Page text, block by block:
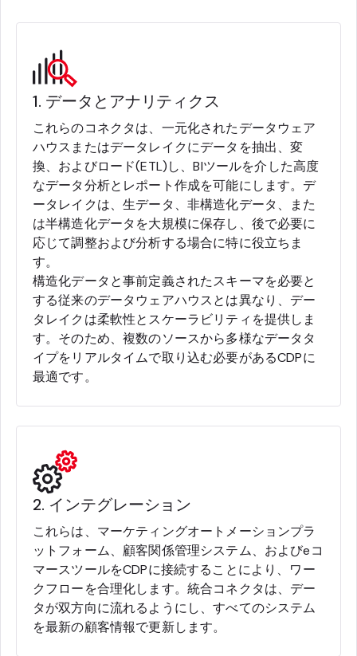
1. データとアナリティクス
これらのコネクタは、一元化されたデータウェア
ハウスまたはデータレイクにデータを抽出、変
換、およびロード(ETL)し、BIツールを介した高度
なデータ分析とレポート作成を可能にします。デ
ータレイクは、生データ、非構造化データ、また
は半構造化データを大規模に保存し、後で必要に
応じて調整および分析する場合に特に役立ちま
す。
構造化データと事前定義されたスキーマを必要と
する従来のデータウェアハウスとは異なり、デー
タレイクは柔軟性とスケーラビリティを提供しま
す。そのため、複数のソースから多様なデータタ
イプをリアルタイムで取り込む必要があるCDPに
最適です。
2. インテグレーション
これらは、マーケティングオートメーションプラ
ットフォーム、顧客関係管理システム、およびeコ
マースツールをCDPに接続することにより、ワー
クフローを合理化します。統合コネクタは、デー
タが双方向に流れるようにし、すべてのシステム
を最新の顧客情報で更新します。